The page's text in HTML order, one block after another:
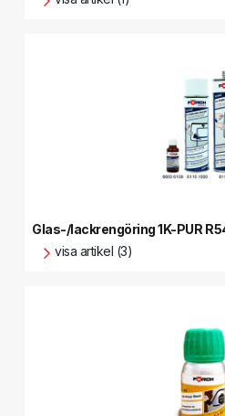
Glas-/lackrengöring 1K-PUR
visa artikel (3)